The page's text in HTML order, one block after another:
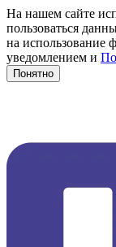
На нашем сайте
пользоваться
на использование
уведомлением и
Понятно